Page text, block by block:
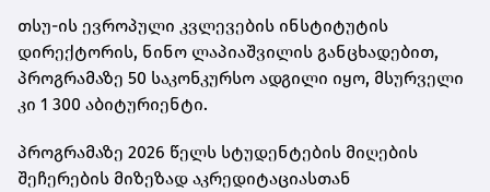
თსუ-ის ევროპული კვლევების ინსტიტუტის
დირექტორის, ნინო ლაპიაშვილის განცხადებით,
პროგრამაზე 50 საკონკურსო ადგილი იყო, მსურველი
კი 1 300 აბიტურიენტი.
პროგრამაზე 2026 წელს სტუდენტების მიღების
შეჩერების მიზეზად აკრედიტაციასთან